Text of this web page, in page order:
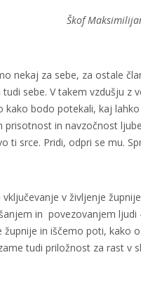
Škof
nekaj za sebe, za ostale
sebe. V takem vzdušju z
bodo potekali, kaj
in navzočnost
ti srce. Pridi, odpri se mu.
v življenje
in povezovanjem ljudi
in iščemo poti, kako
tudi priložnost za rast v